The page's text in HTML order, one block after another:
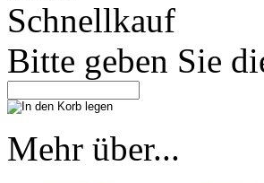
Schnellkauf
Bitte geben Sie
Mehr über...